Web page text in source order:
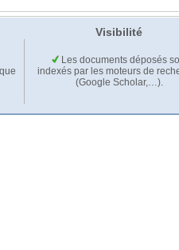
Visibilité
Les documents déposés
indexés par les moteurs de
(Google Scholar,…).